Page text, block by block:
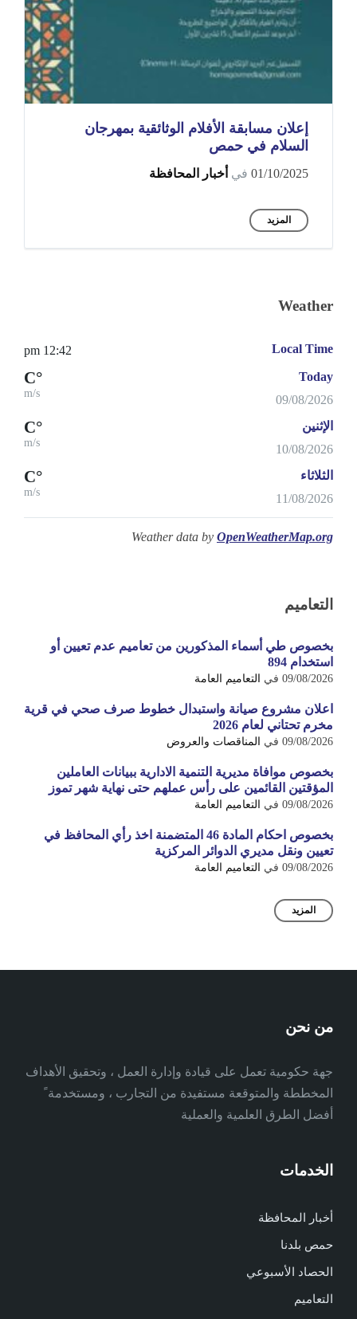
إعلان مسابقة الأفلام الوثائقية بمهرجان
السلام في حمص
01/10/2025 في أخبار المحافظة
المزيد
Weather
Local Time
12:42 pm
Today
09/08/2026
°C
m/s
الإثنين
10/08/2026
°C
m/s
الثلاثاء
11/08/2026
°C
m/s
Weather data by OpenWeatherMap.org
التعاميم
بخصوص طي أسماء المذكورين من تعاميم عدم تعيين أو
استخدام 894
09/08/2026 في التعاميم العامة
اعلان مشروع صيانة واستبدال خطوط صرف صحي في قرية
مخرم تحتاني لعام 2026
09/08/2026 في المناقصات والعروض
بخصوص موافاة مديرية التنمية الادارية ببيانات العاملين
المؤقتين القائمين على رأس عملهم حتى نهاية شهر تموز
09/08/2026 في التعاميم العامة
بخصوص احكام المادة 46 المتضمنة اخذ رأي المحافظ في
تعيين ونقل مديري الدوائر المركزية
09/08/2026 في التعاميم العامة
المزيد
من نحن
جهة حكومية تعمل على قيادة وإدارة العمل ، وتحقيق الأهداف
المخططة والمتوقعة مستفيدة من التجارب ، ومستخدمة ً
أفضل الطرق العلمية والعملية
الخدمات
أخبار المحافظة
حمص بلدنا
الحصاد الأسبوعي
التعاميم